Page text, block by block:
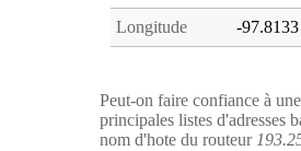
Longitude -97.8133
Peut-on faire confiance à
principales listes d'adresses
nom d'hote du routeur